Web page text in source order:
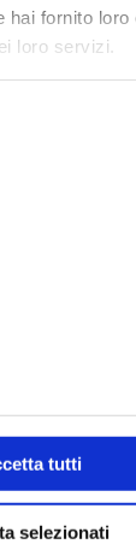
hai fornito loro
loro servizi.
tutti
selezionati